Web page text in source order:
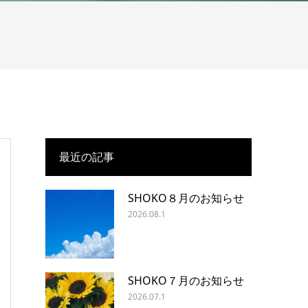
最近の記事
SHOKO８月のお知らせ
2026.08.1
SHOKO７月のお知らせ
2026.07.1